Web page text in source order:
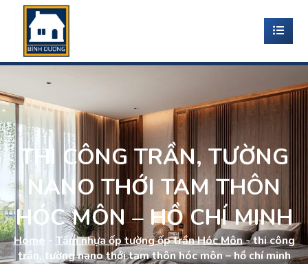
THI CÔNG TRẦN, TƯỜNG
NANO THỚI TAM THÔN
HÓC MÔN – HỒ CHÍ MINH
Home - Tấm nhựa ốp tường ốp trần Hóc Môn-thi công
trần, tường nano thới tam thôn hóc môn – hồ chí minh